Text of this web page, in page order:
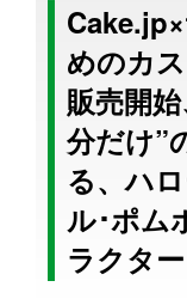
めのカ
販売開
分だけ”
る、ハ
ル･ポム
ラクター